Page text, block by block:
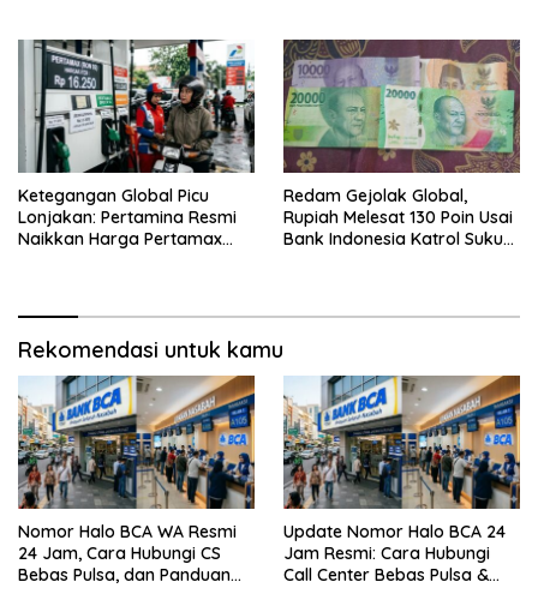
Ketegangan Global Picu
Lonjakan: Pertamina Resmi
Naikkan Harga Pertamax
Redam Gejolak Global,
Rupiah Melesat 130 Poin Usai
Bank Indonesia Katrol Suku
Rekomendasi untuk kamu
Nomor Halo BCA WA Resmi
24 Jam, Cara Hubungi CS
Bebas Pulsa, dan Panduan
Update Nomor Halo BCA 24
Jam Resmi: Cara Hubungi
Call Center Bebas Pulsa &